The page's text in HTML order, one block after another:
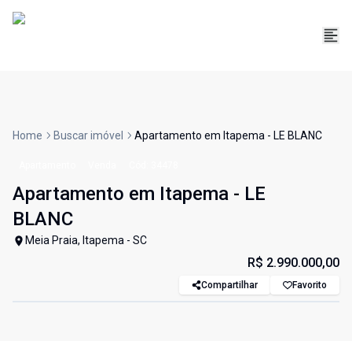
Home Buscar imóvel Apartamento em Itapema - LE BLANC
Apartamento em Itapema - LE
BLANC
Meia Praia, Itapema - SC
R$ 2.990.000,00
Compartilhar Favorito